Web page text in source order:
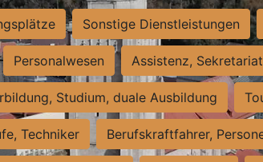
Sonstige Dienstleistungen
Personalwesen Assistenz, Sekretariat
Studium, duale Ausbildung
Techniker Berufskraftfahrer,